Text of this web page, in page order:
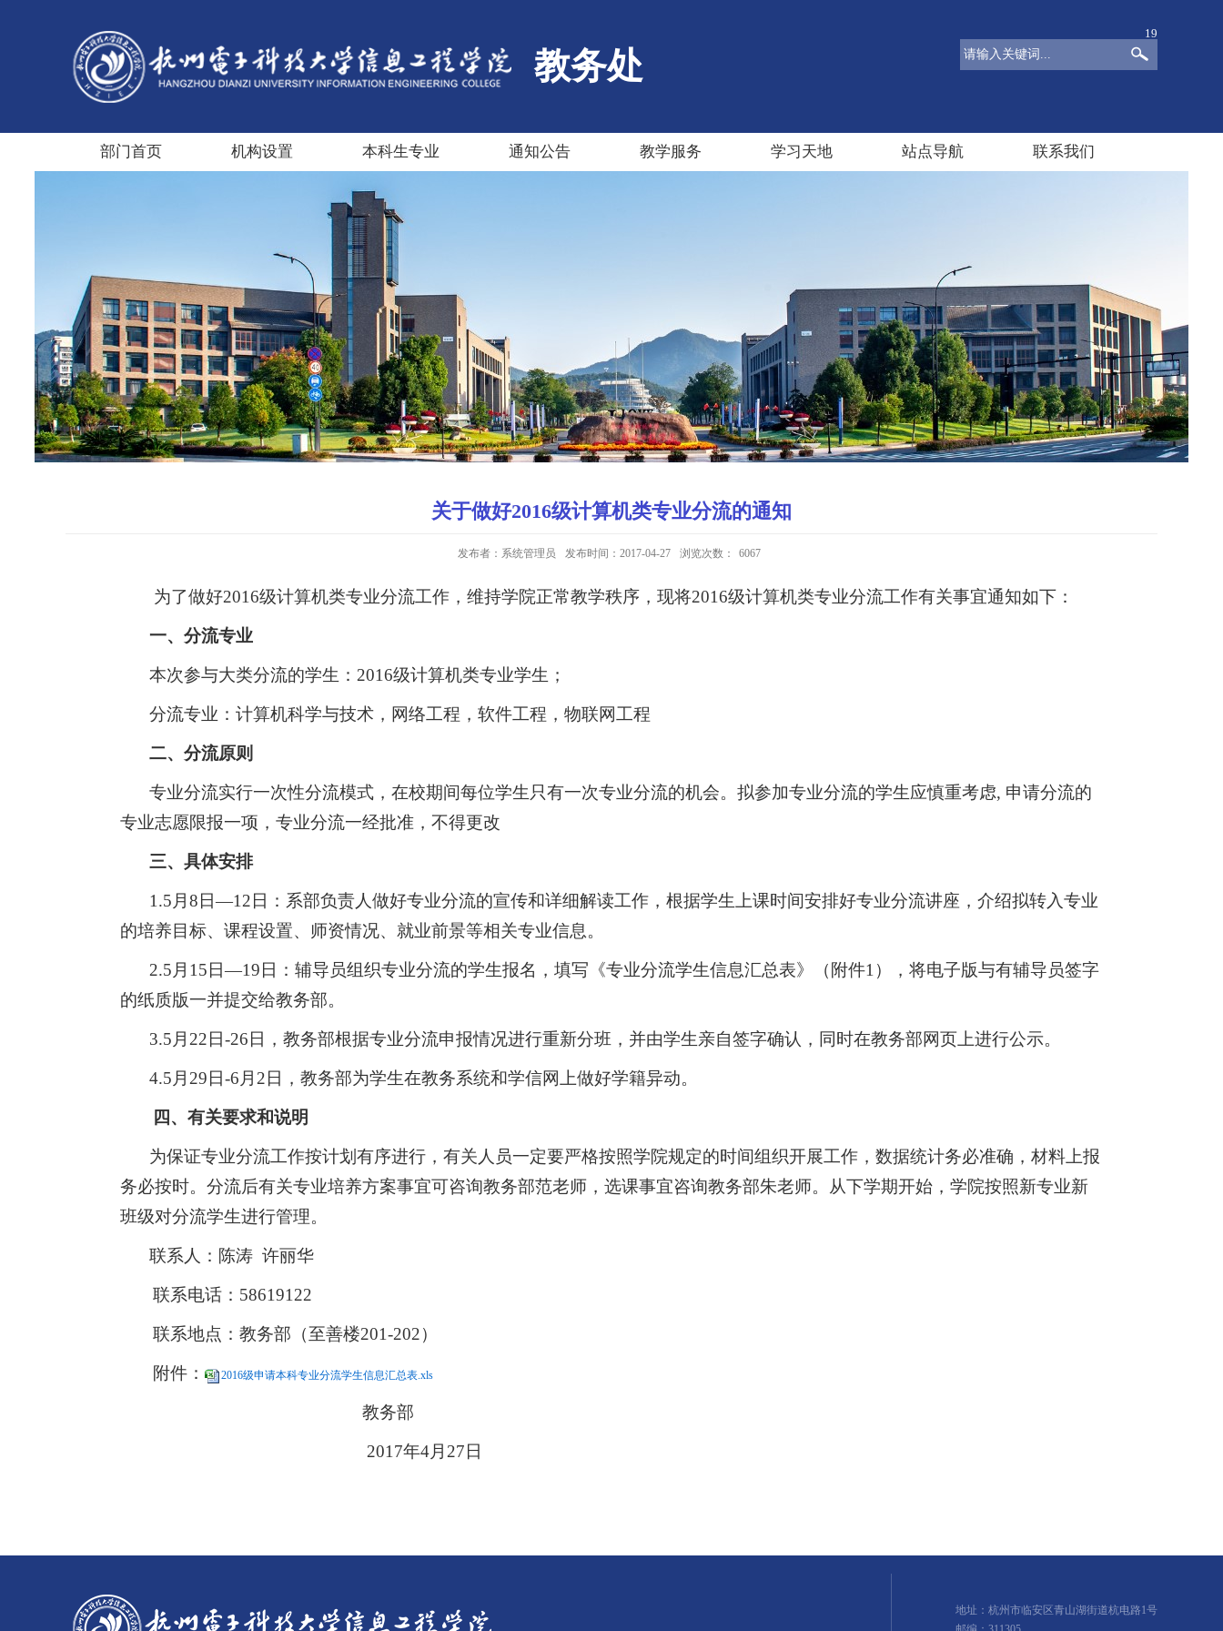
教务处
19
部门首页 机构设置 本科生专业 通知公告 教学服务 学习天地 站点导航 联系我们
关于做好2016级计算机类专业分流的通知
发布者：系统管理员 发布时间：2017-04-27 浏览次数： 6067
为了做好2016级计算机类专业分流工作，维持学院正常教学秩序，现将2016级计算机类专业分流工作有关事宜通知如下：
一、分流专业
本次参与大类分流的学生：2016级计算机类专业学生；
分流专业：计算机科学与技术，网络工程，软件工程，物联网工程
二、分流原则
专业分流实行一次性分流模式，在校期间每位学生只有一次专业分流的机会。拟参加专业分流的学生应慎重考虑, 申请分流的
专业志愿限报一项，专业分流一经批准，不得更改
三、具体安排
1.5 月8日—12日：系部负责人做好专业分流的宣传和详细解读工作，根据学生上课时间安排好专业分流讲座，介绍拟转入专业
的培养目标、课程设置、师资情况、就业前景等相关专业信息。
2.5 月15日—19日：辅导员组织专业分流的学生报名，填写《专业分流学生信息汇总表》（附件1），将电子版与有辅导员签字
的纸质版一并提交给教务部。
3.5 月22日-26日，教务部根据专业分流申报情况进行重新分班，并由学生亲自签字确认，同时在教务部网页上进行公示。
4.5 月29日-6月2日，教务部为学生在教务系统和学信网上做好学籍异动。
四、有关要求和说明
为保证专业分流工作按计划有序进行，有关人员一定要严格按照学院规定的时间组织开展工作，数据统计务必准确，材料上报
务必按时。分流后有关专业培养方案事宜可咨询教务部范老师，选课事宜咨询教务部朱老师。从下学期开始，学院按照新专业新
班级对分流学生进行管理。
联系人：陈涛 许丽华
联系电话：58619122
联系地点：教务部（至善楼201-202）
附件： 2016级申请本科专业分流学生信息汇总表.xls
教务部
2017年4月27日
地址：杭州市临安区青山湖街道杭电路1号